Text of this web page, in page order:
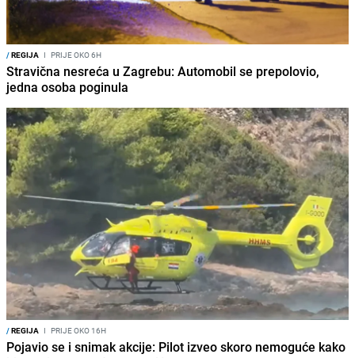
/REGIJA I PRIJE OKO 6H
Stravična nesreća u Zagrebu: Automobil se prepolovio,
jedna osoba poginula
/REGIJA I PRIJE OKO 16H
Pojavio se i snimak akcije: Pilot izveo skoro nemoguće kako